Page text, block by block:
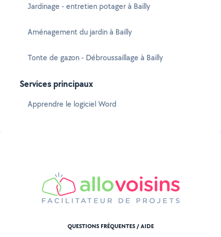
Jardinage - entretien potager à Bailly
Aménagement du jardin à Bailly
Tonte de gazon - Débroussaillage à Bailly
Services principaux
Apprendre le logiciel Word
QUESTIONS FRÉQUENTES / AIDE